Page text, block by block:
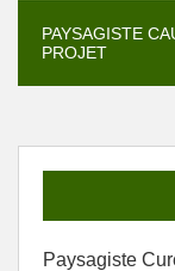
PAYSAGISTE
PROJET
Paysagiste